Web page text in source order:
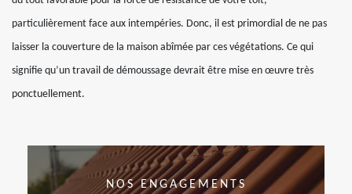
particulièrement face aux intempéries. Donc, il est primordial de ne pas
laisser la couverture de la maison abîmée par ces végétations. Ce qui
signifie qu’un travail de démoussage devrait être mise en œuvre très
ponctuellement.
NOS ENGAGEMENTS